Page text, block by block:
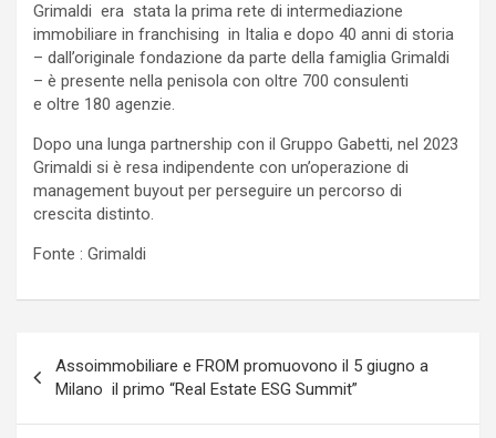
Grimaldi era stata la prima rete di intermediazione
immobiliare in franchising in Italia e dopo 40 anni di storia
– dall’originale fondazione da parte della famiglia Grimaldi
– è presente nella penisola con oltre 700 consulenti
e oltre 180 agenzie.
Dopo una lunga partnership con il Gruppo Gabetti, nel 2023
Grimaldi si è resa indipendente con un’operazione di
management buyout per perseguire un percorso di
crescita distinto.
Fonte : Grimaldi
articoli
Assoimmobiliare e FROM promuovono il 5 giugno a
Milano il primo “Real Estate ESG Summit”